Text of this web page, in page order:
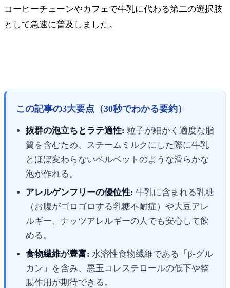
コーヒーチェーンやカフェで牛乳に代わる第二の選択肢
として急速に普及しました。
この記事の3大要点（30秒でわかる要約）
抜群の泡立ちとラテ適性: 粒子が細かく適度な脂
質を含むため、スチームミルクにした際に牛乳
とほぼ変わらないベルベットのような滑らかな
泡が作れる。
アレルゲンフリーの優位性: 牛乳に含まれる乳糖
（お腹がゴロゴロする乳糖不耐症）や大豆アレ
ルギー、ナッツアレルギーの人でも安心して飲
める。
食物繊維が豊富: 水溶性食物繊維である「β-グル
カン」を含み、悪玉コレステロールの低下や整
腸作用が期待できる。